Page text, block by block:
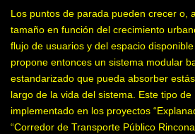
Los puntos de parada pueden crecer o,
tamaño en función del creci­miento
flujo de usuarios y del espacio
propone entonces un sistema modular
estandarizado que pueda absorber
largo de la vida del sistema. Este tipo de
implementado en los proyectos
“Corredor de Transporte Público